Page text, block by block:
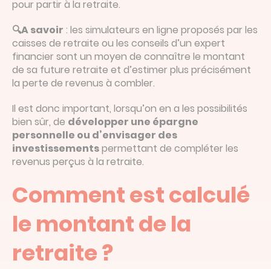
pour partir à la retraite.
🔍A savoir : les simulateurs en ligne proposés par les
caisses de retraite ou les conseils d’un expert
financier sont un moyen de connaître le montant
de sa future retraite et d’estimer plus précisément
la perte de revenus à combler.
Il est donc important, lorsqu’on en a les possibilités
bien sûr, de développer une épargne
personnelle ou d’envisager des
investissementspermettant de compléter les
revenus perçus à la retraite.
Comment est calculé
le montant de la
retraite ?